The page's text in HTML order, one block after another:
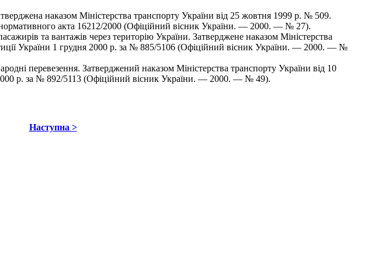
наказом Міністерства транспорту України від 25 жовтня 1999 р. № 509.
акта 16212/2000 (Офіційний вісник України. — 2000. — № 27).
та вантажів через територію України. Затверджене наказом Міністерства
України 1 грудня 2000 р. за № 885/5106 (Офіційний вісник України. — 2000. — №
перевезення. Затверджений наказом Міністерства транспорту України від 10
р. за № 892/5113 (Офіційний вісник України. — 2000. — № 49).
Наступна >